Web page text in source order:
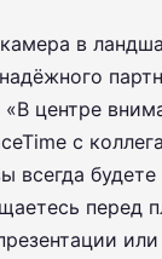
в
центре
с
всегда
перед